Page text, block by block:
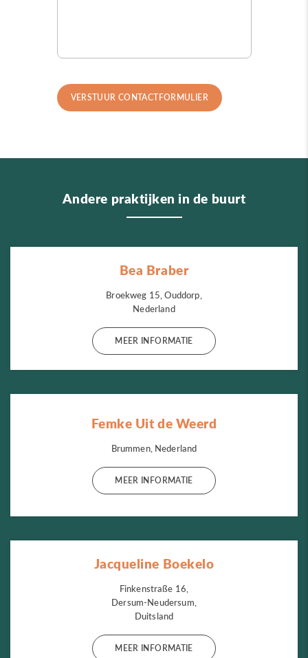
Andere praktijken in de buurt
Bea Braber
Broekweg 15, Ouddorp,
Nederland
MEER INFORMATIE
Femke Uit de Weerd
Brummen, Nederland
MEER INFORMATIE
Jacqueline Boekelo
Finkenstraße 16,
Dersum-Neudersum,
Duitsland
MEER INFORMATIE